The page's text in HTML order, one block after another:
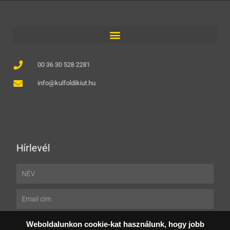
Weboldalunkon cookie-kat használunk, hogy jobb
00 36 30 528 2281
info@kulfoldikiut.hu
Hírlevél
FELIRATKOZÁS